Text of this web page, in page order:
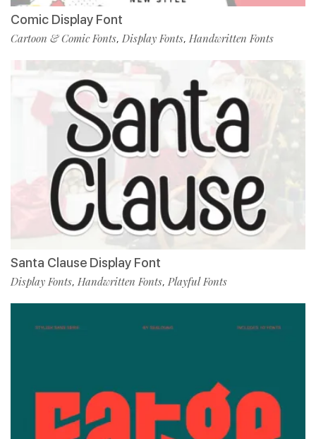
Comic Display Font
Cartoon & Comic Fonts, Display Fonts, Handwritten Fonts
Santa Clause Display Font
Display Fonts, Handwritten Fonts, Playful Fonts